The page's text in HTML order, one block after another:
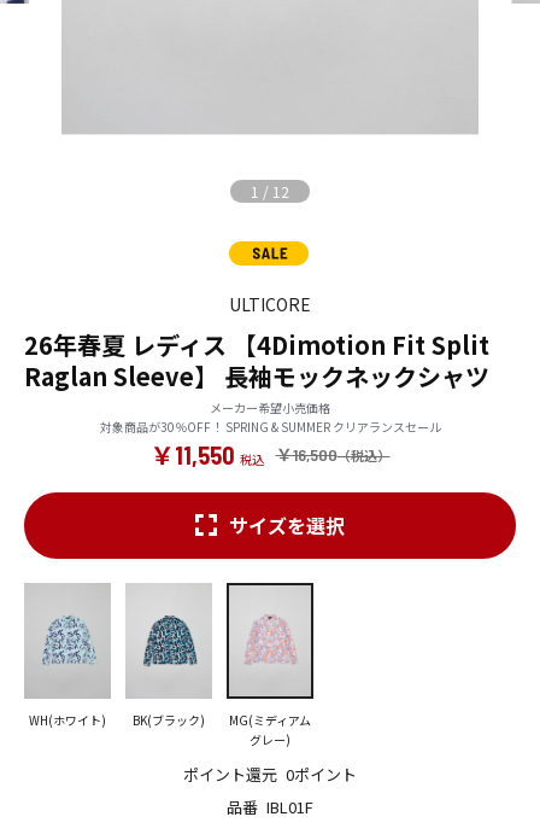
1 / 12
ULTICORE
26年春夏 レディス 【4Dimotion Fit Split
Raglan Sleeve】 長袖モックネックシャツ
メーカー希望小売価格
対象商品が30％OFF！ SPRING & SUMMER クリアランスセール
￥16,500
￥11,550
品番 IBL01F
ポイント還元 0ポイント
サイズを選択
WH(ホワイト) BK(ブラック)
MG(ミディアム
グレー)